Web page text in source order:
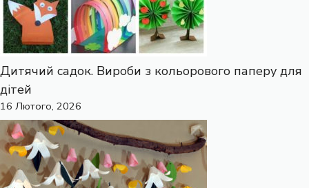
Дитячий садок. Вироби з кольорового паперу для
дітей
16 Лютого, 2026